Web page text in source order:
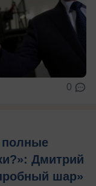
0
полные
Дмитрий
шар»